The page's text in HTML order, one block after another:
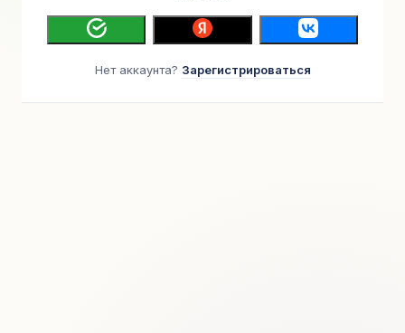
Нет аккаунта? Зарегистрироваться